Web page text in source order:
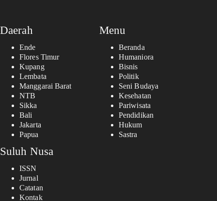
Daerah
Ende
Flores Timur
Kupang
Lembata
Manggarai Barat
NTB
Sikka
Bali
Jakarta
Papua
Menu
Beranda
Humaniora
Bisnis
Politik
Seni Budaya
Kesehatan
Pariwisata
Pendidikan
Hukum
Sastra
Suluh Nusa
ISSN
Jurnal
Catatan
Kontak